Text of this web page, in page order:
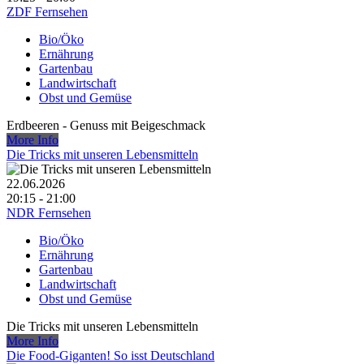
ZDF Fernsehen
Bio/Öko
Ernährung
Gartenbau
Landwirtschaft
Obst und Gemüse
Erdbeeren - Genuss mit Beigeschmack
More Info
Die Tricks mit unseren Lebensmitteln
22.06.2026
20:15 - 21:00
NDR Fernsehen
Bio/Öko
Ernährung
Gartenbau
Landwirtschaft
Obst und Gemüse
Die Tricks mit unseren Lebensmitteln
More Info
Die Food-Giganten! So isst Deutschland